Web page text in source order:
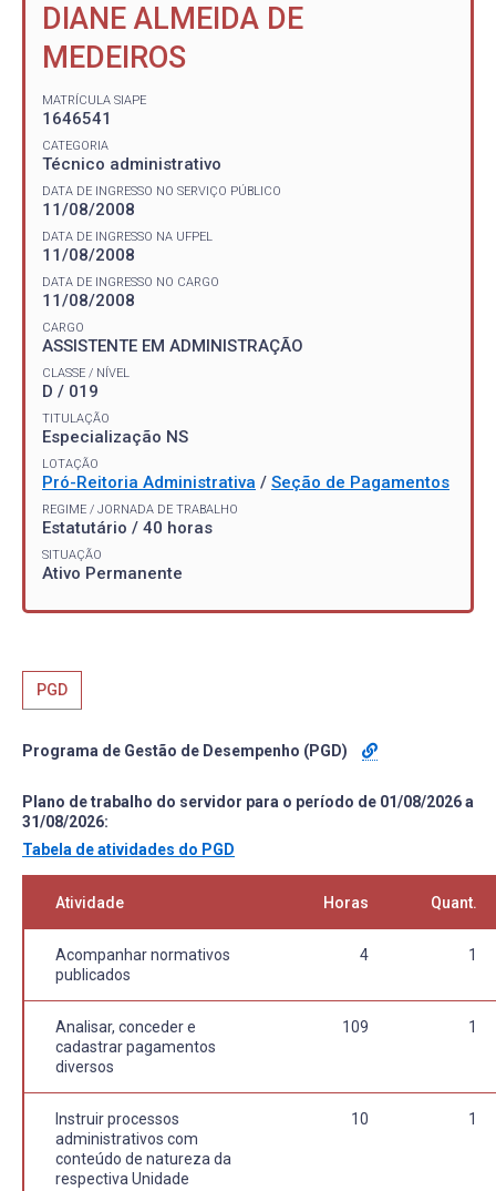
DIANE ALMEIDA DE
MEDEIROS
MATRÍCULA SIAPE
1646541
CATEGORIA
Técnico administrativo
DATA DE INGRESSO NO SERVIÇO PÚBLICO
11/08/2008
DATA DE INGRESSO NA UFPEL
11/08/2008
DATA DE INGRESSO NO CARGO
11/08/2008
CARGO
ASSISTENTE EM ADMINISTRAÇÃO
CLASSE / NÍVEL
D / 019
TITULAÇÃO
Especialização NS
LOTAÇÃO
Pró-Reitoria Administrativa / Seção de Pagamentos
REGIME / JORNADA DE TRABALHO
Estatutário / 40 horas
SITUAÇÃO
Ativo Permanente
PGD
Programa de Gestão de Desempenho (PGD)
Plano de trabalho do servidor para o período de 01/08/2026 a
31/08/2026:
Tabela de atividades do PGD
Atividade Horas Quant.
Acompanhar normativos
publicados
4 1
Analisar, conceder e
cadastrar pagamentos
diversos
109 1
Instruir processos
administrativos com
conteúdo de natureza da
respectiva Unidade
10 1